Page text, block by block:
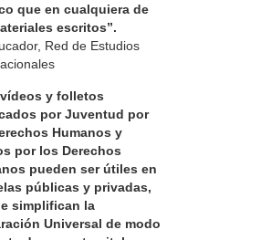
que en cualquiera de
escritos”.
Red de Estudios
y folletos
por Juventud por
Humanos y
por los Derechos
pueden ser útiles en
públicas y privadas,
simplifican la
Universal de modo